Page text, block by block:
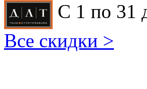
С 1 по 31
Все скидки >